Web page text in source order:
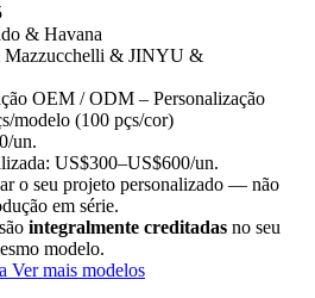
& Havana
Mazzucchelli & JINYU &
OEM / ODM – Personalização
modelo (100 pçs/cor)
un.
US$300–US$600/un.
o seu projeto personalizado — não
em série.
integralmente creditadas no seu
modelo.
Ver mais modelos